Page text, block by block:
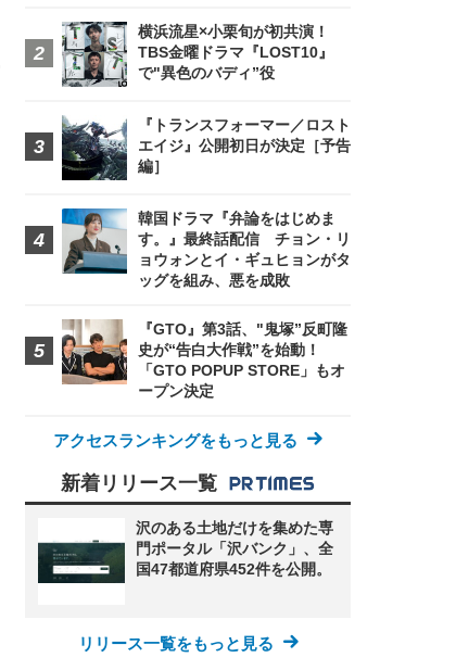
横浜流星×小栗旬が初共演！
TBS金曜ドラマ『LOST10』
で"異色のバディ”役
『トランスフォーマー／ロスト
エイジ』公開初日が決定［予告
編］
韓国ドラマ『弁論をはじめま
す。』最終話配信 チョン・リ
ョウォンとイ・ギュヒョンがタ
ッグを組み、悪を成敗
『GTO』第3話、"鬼塚”反町隆
史が“告白大作戦”を始動！
「GTO POPUP STORE」もオ
ープン決定
アクセスランキングをもっと見る
新着リリース一覧
沢のある土地だけを集めた専
門ポータル「沢バンク」、全
国47都道府県452件を公開。
リリース一覧をもっと見る